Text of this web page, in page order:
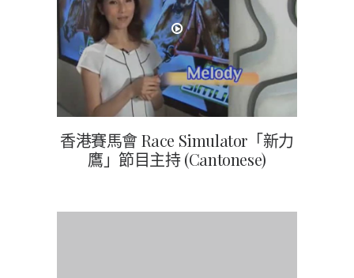
香港賽馬會 Race Simulator「新力
鷹」節目主持 (Cantonese)